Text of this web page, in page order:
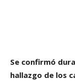
Se confirmó
hallazgo de los